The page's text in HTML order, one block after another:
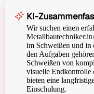
KI-
Wir suchen einen
im Schweißen und in
den Aufgaben
Schweißen von
visuelle Endkontrolle
bieten eine
Einschulung.